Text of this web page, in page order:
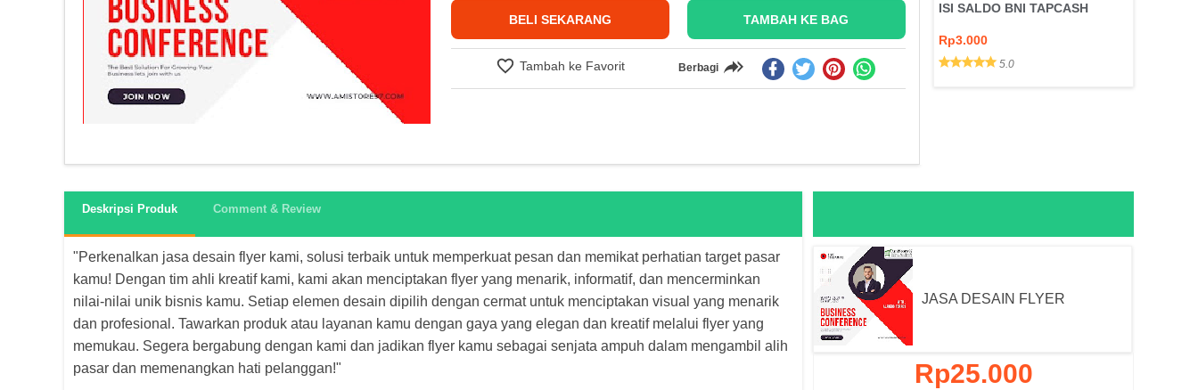
BELI SEKARANG TAMBAH KE BAG
Tambah ke Favorit Berbagi
ISI SALDO BNI TAPCASH
Rp3.000
5.0
JASA DESAIN FLYER
Rp25.000
Deskripsi Produk Comment & Review
"Perkenalkan jasa desain flyer kami, solusi terbaik untuk memperkuat pesan dan memikat perhatian target pasar
kamu! Dengan tim ahli kreatif kami, kami akan menciptakan flyer yang menarik, informatif, dan mencerminkan
nilai-nilai unik bisnis kamu. Setiap elemen desain dipilih dengan cermat untuk menciptakan visual yang menarik
dan profesional. Tawarkan produk atau layanan kamu dengan gaya yang elegan dan kreatif melalui flyer yang
memukau. Segera bergabung dengan kami dan jadikan flyer kamu sebagai senjata ampuh dalam mengambil alih
pasar dan memenangkan hati pelanggan!"